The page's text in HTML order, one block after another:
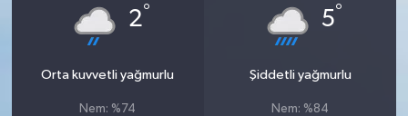
2°
Orta kuvvetli yağmurlu
Nem: %74
5°
Şiddetli yağmurlu
Nem: %84
SİYASET